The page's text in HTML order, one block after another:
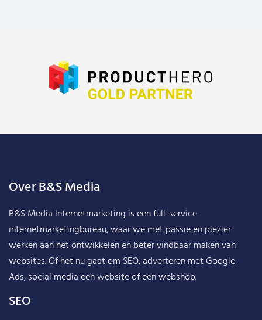
Over B&S Media
B&S Media Internetmarketing is een full-service
internetmarketingbureau, waar we met passie en plezier
werken aan het ontwikkelen en beter vindbaar maken van
websites. Of het nu gaat om SEO, adverteren met Google
Ads, social media een website of een webshop.
SEO